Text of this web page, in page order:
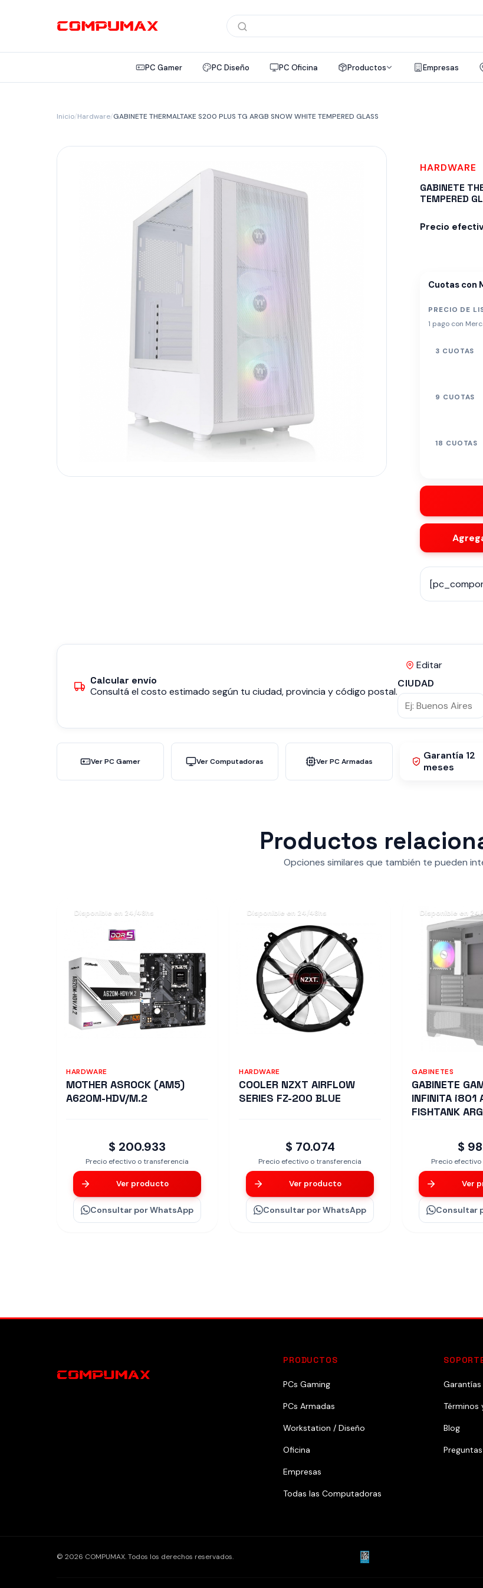
Búsqueda
de
productos
PC Gamer PC Diseño PC Oficina Productos Empresas
Inicio/Hardware/GABINETE THERMALTAKE S200 PLUS TG ARGB SNOW WHITE TEMPERED GLASS
HARDWARE
GABINETE
TEMPERED
Precio
Cuotas con
PRECIO DE
1 pago con
3 CUOTAS
9 CUOTAS
18 CUOTAS
Calcular envío
Consultá el costo estimado según tu ciudad, provincia y código postal.
Editar
CIUDAD
Ver PC Gamer Ver Computadoras Ver PC Armadas
Garantía 12
meses
Productos
Opciones similares que también te pueden
Disponible en 24/48hs
HARDWARE
MOTHER ASROCK (AM5)
A620M-HDV/M.2
$ 200.933
Precio efectivo o transferencia
Ver producto
Consultar por WhatsApp
Disponible en 24/48hs
HARDWARE
COOLER NZXT AIRFLOW
SERIES FZ-200 BLUE
$ 70.074
Precio efectivo o transferencia
Ver producto
Consultar por WhatsApp
Disponible en
GABINETES
GABINETE
INFINITA i801
FISHTANK
$
Precio
Ver
Consultar
PRODUCTOS
PCs Gaming
PCs Armadas
Workstation / Diseño
Oficina
Empresas
Todas las Computadoras
Garantías
Términos
Blog
© 2026 COMPUMAX. Todos los derechos reservados.